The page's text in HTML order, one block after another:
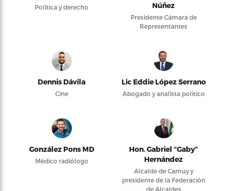
Política y derecho
Núñez
Presidente Cámara de
Representantes
Dennis Dávila
Cine
Lic Eddie López Serrano
Abogado y analista político
González Pons MD
Médico radiólogo
Hon. Gabriel “Gaby”
Hernández
Alcalde de Camuy y
presidente de la Federación
de Alcaldes